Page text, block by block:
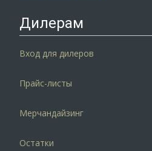
Дилерам
Вход для дилеров
Прайс-листы
Мерчандайзинг
Остатки